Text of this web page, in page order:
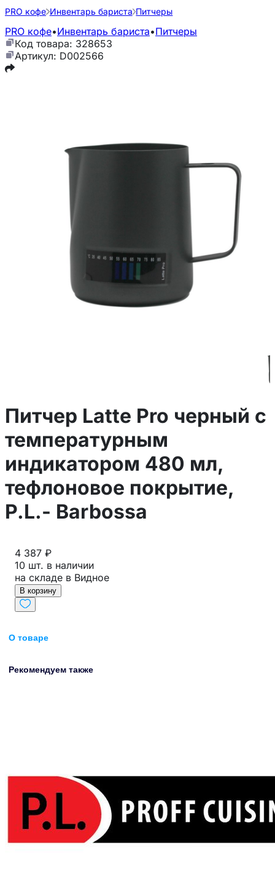
PRO кофе Инвентарь бариста Питчеры
PRO кофе•Инвентарь бариста•Питчеры
Код товара: 328653
Артикул: D002566
Питчер Latte Pro черный с
температурным
индикатором 480 мл,
тефлоновое покрытие,
P.L.- Barbossa
4 387 ₽
10 шт. в наличии
на складе в Видное
В корзину
О товаре
Рекомендуем также